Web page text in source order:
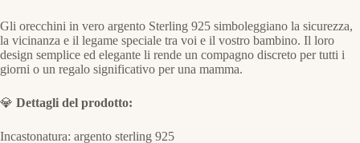
Gli orecchini in vero argento Sterling 925 simboleggiano la sicurezza,
la vicinanza e il legame speciale tra voi e il vostro bambino. Il loro
design semplice ed elegante li rende un compagno discreto per tutti i
giorni o un regalo significativo per una mamma.
💎 Dettagli del prodotto:
Incastonatura: argento sterling 925